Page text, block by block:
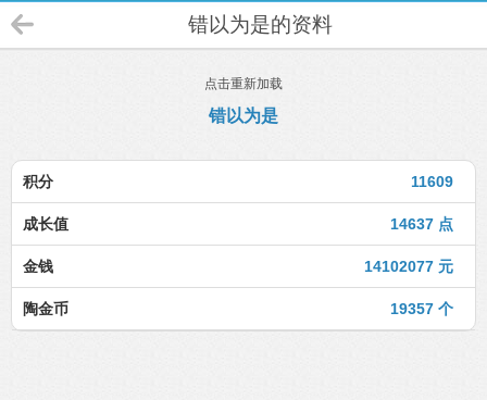
错以为是的资料
点击重新加载
错以为是
11609
积分
14637 点
成长值
14102077 元
金钱
19357 个
陶金币